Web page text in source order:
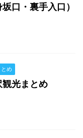
口・裏手入口）
め
光まとめ